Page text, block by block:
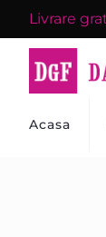
Livrare
Acasa